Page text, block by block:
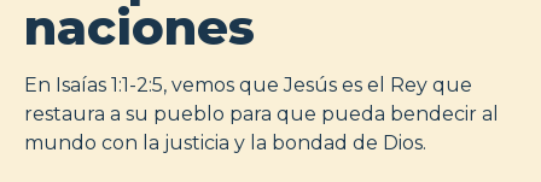
naciones
En Isaías 1:1-2:5, vemos que Jesús es el Rey que
restaura a su pueblo para que pueda bendecir al
mundo con la justicia y la bondad de Dios.